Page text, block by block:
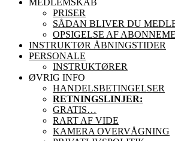
MEDLEMSKAB
PRISER
SÅDAN BLIVER DU
OPSIGELSE AF
INSTRUKTØR ÅBNINGSTIDER
PERSONALE
INSTRUKTØRER
ØVRIG INFO
HANDELSBETINGELSER
RETNINGSLINJER:
GRATIS…
RART AF VIDE
KAMERA OVERVÅGNING